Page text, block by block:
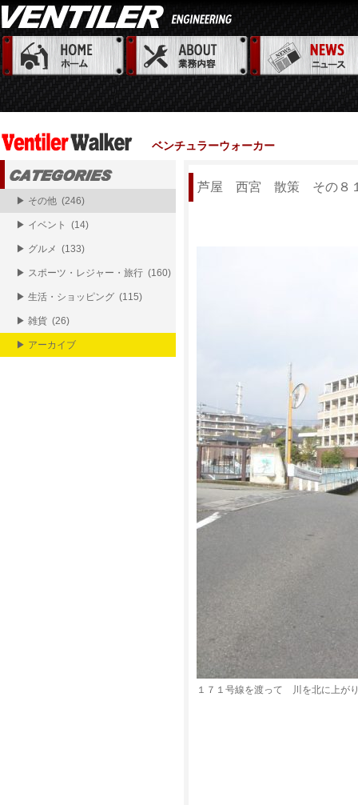
ベンチュラーウォーカー
芦屋 西宮 散策 その８
１７１号線を渡って 川を北に上が
▶ その他 (246)
▶ イベント (14)
▶ グルメ (133)
▶ スポーツ・レジャー・旅行 (160)
▶ 生活・ショッピング (115)
▶ 雑貨 (26)
▶ アーカイブ